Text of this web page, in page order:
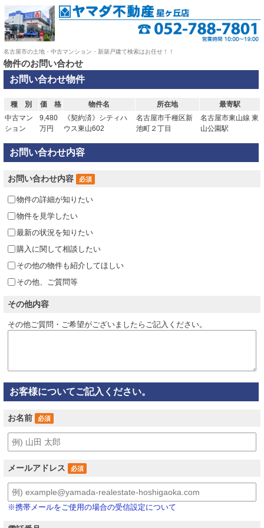
名古屋市の土地・中古マンション・新築戸建て検索はお任せ！！
物件のお問い合わせ
お問い合わせ物件
種 別 価 格 物件名 所在地
最寄駅
中古マン
ション
9,480
万円
《契約済》シティハ
ウス東山602
名古屋市千種区新
池町２丁目
名古屋市東山線 東
山公園駅
お問い合わせ内容
お問い合わせ内容 必須
物件の詳細が知りたい
物件を見学したい
最新の状況を知りたい
購入に関して相談したい
その他の物件も紹介してほしい
その他、ご質問等
その他内容
その他ご質問・ご希望がございましたらご記入ください。
お客様についてご記入ください。
お名前 必須
メールアドレス 必須
※携帯メールをご使用の場合の受信設定について